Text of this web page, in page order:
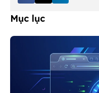
Mục lục